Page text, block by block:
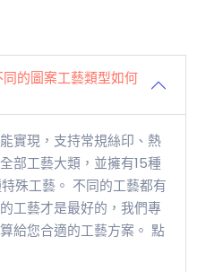
的圖案工藝類型如何
實現，支持常規絲印、熱
部工藝大類，並擁有15種
殊工藝。 不同的工藝都有
工藝才是最好的，我們專
給您合適的工藝方案。 點